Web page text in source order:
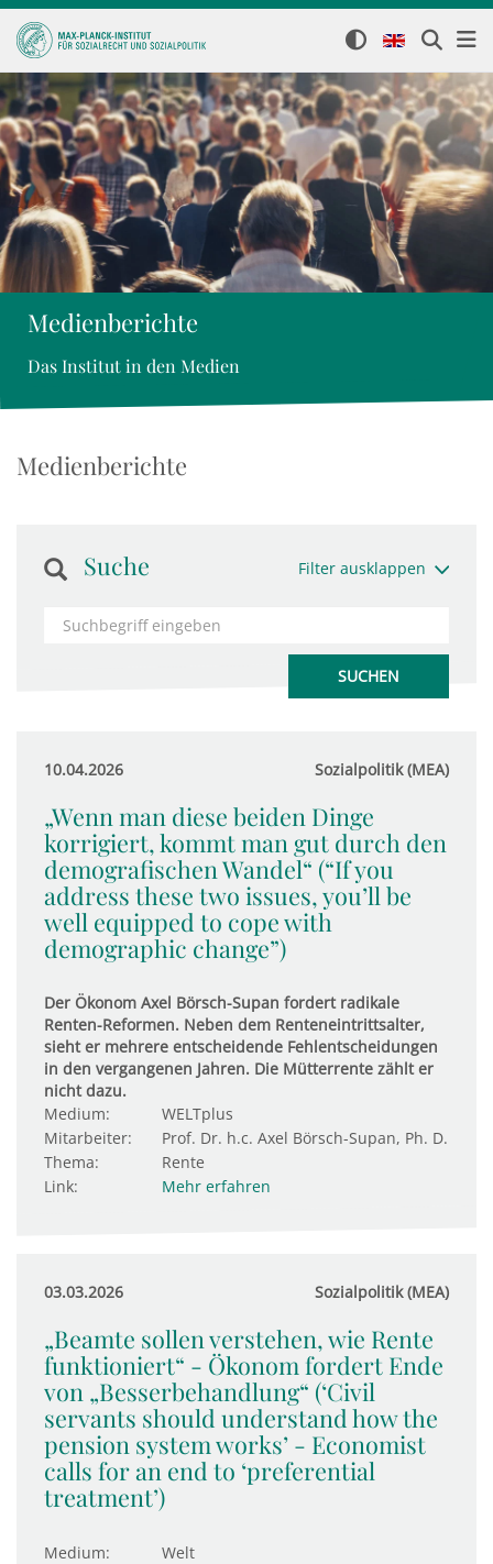
Medienberichte
Das Institut in den Medien
Medienberichte
Suche Filter ausklappen
10.04.2026 Sozialpolitik (MEA)
„Wenn man diese beiden Dinge
korrigiert, kommt man gut durch den
demografischen Wandel“ (“If you
address these two issues, you’ll be
well equipped to cope with
demographic change”)
Der Ökonom Axel Börsch-Supan fordert radikale
Renten-Reformen. Neben dem Renteneintrittsalter,
sieht er mehrere entscheidende Fehlentscheidungen
in den vergangenen Jahren. Die Mütterrente zählt er
nicht dazu.
Medium:
WELTplus
Mitarbeiter:
Prof. Dr. h.c. Axel Börsch-Supan, Ph. D.
Thema:
Rente
Link:
Mehr erfahren
03.03.2026 Sozialpolitik (MEA)
„Beamte sollen verstehen, wie Rente
funktioniert“ - Ökonom fordert Ende
von „Besserbehandlung“ (‘Civil
servants should understand how the
pension system works’ - Economist
calls for an end to ‘preferential
treatment’)
Medium:
Welt